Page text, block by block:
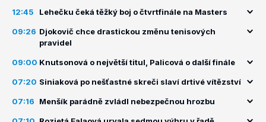
12:45 Lehečku čeká těžký boj o čtvrtfinále na Masters
09:26 Djokovič chce drastickou změnu tenisových
pravidel
09:00 Knutsonová o největší titul, Palicová o další finále
07:20 Siniaková po nešťastné skreči slaví drtivé vítězství
07:16 Menšík parádně zvládl nebezpečnou hrozbu